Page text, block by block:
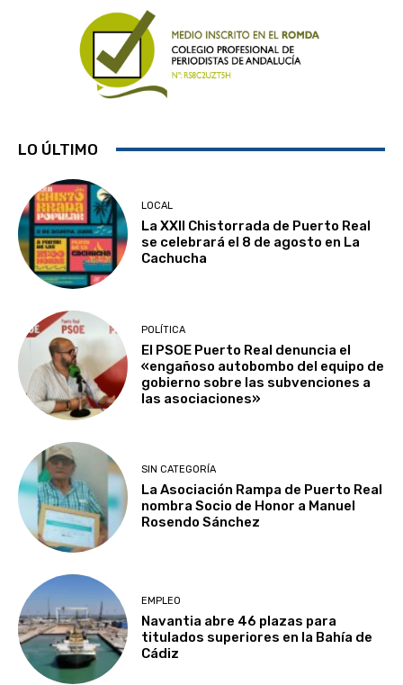
LO ÚLTIMO
LOCAL
La XXII Chistorrada de Puerto Real
se celebrará el 8 de agosto en La
Cachucha
POLÍTICA
El PSOE Puerto Real denuncia el
«engañoso autobombo del equipo de
gobierno sobre las subvenciones a
las asociaciones»
SIN CATEGORÍA
La Asociación Rampa de Puerto Real
nombra Socio de Honor a Manuel
Rosendo Sánchez
EMPLEO
Navantia abre 46 plazas para
titulados superiores en la Bahía de
Cádiz